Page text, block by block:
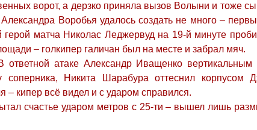
ворот, а дерзко приняла вызов Волыни и тоже
Воробья удалось создать не много –
матча Николас Леджервуд на 19-й минуте
– голкипер галичан был на месте и забрал мяч.
ответной атаке Александр Иващенко
Никита Шарабура оттеснил корпусом
– кипер всё видел и с ударом справился.
счастье ударом метров с 25-ти – вышел лишь